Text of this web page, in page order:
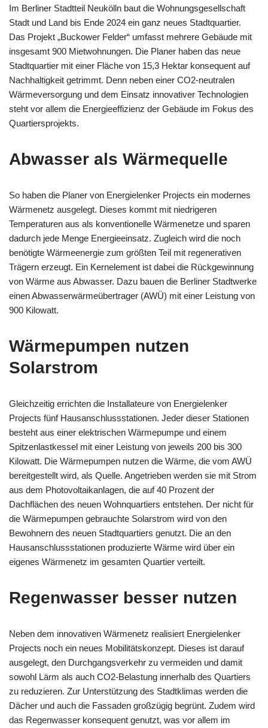
Im Berliner Stadtteil Neukölln baut die Wohnungsgesellschaft
Stadt und Land bis Ende 2024 ein ganz neues Stadtquartier.
Das Projekt „Buckower Felder“ umfasst mehrere Gebäude mit
insgesamt 900 Mietwohnungen. Die Planer haben das neue
Stadtquartier mit einer Fläche von 15,3 Hektar konsequent auf
Nachhaltigkeit getrimmt. Denn neben einer CO2-neutralen
Wärmeversorgung und dem Einsatz innovativer Technologien
steht vor allem die Energieeffizienz der Gebäude im Fokus des
Quartiersprojekts.
Abwasser als Wärmequelle
So haben die Planer von Energielenker Projects ein modernes
Wärmenetz ausgelegt. Dieses kommt mit niedrigeren
Temperaturen aus als konventionelle Wärmenetze und sparen
dadurch jede Menge Energieeinsatz. Zugleich wird die noch
benötigte Wärmeenergie zum größten Teil mit regenerativen
Trägern erzeugt. Ein Kernelement ist dabei die Rückgewinnung
von Wärme aus Abwasser. Dazu bauen die Berliner Stadtwerke
einen Abwasserwärmeübertrager (AWÜ) mit einer Leistung von
900 Kilowatt.
Wärmepumpen nutzen
Solarstrom
Gleichzeitig errichten die Installateure von Energielenker
Projects fünf Hausanschlussstationen. Jeder dieser Stationen
besteht aus einer elektrischen Wärmepumpe und einem
Spitzenlastkessel mit einer Leistung von jeweils 200 bis 300
Kilowatt. Die Wärmepumpen nutzen die Wärme, die vom AWÜ
bereitgestellt wird, als Quelle. Angetrieben werden sie mit Strom
aus dem Photovoltaikanlagen, die auf 40 Prozent der
Dachflächen des neuen Wohnquartiers entstehen. Der nicht für
die Wärmepumpen gebrauchte Solarstrom wird von den
Bewohnern des neuen Stadtquartiers genutzt. Die an den
Hausanschlussstationen produzierte Wärme wird über ein
eigenes Wärmenetz im gesamten Quartier verteilt.
Regenwasser besser nutzen
Neben dem innovativen Wärmenetz realisiert Energielenker
Projects noch ein neues Mobilitätskonzept. Dieses ist darauf
ausgelegt, den Durchgangsverkehr zu vermeiden und damit
sowohl Lärm als auch CO2-Belastung innerhalb des Quartiers
zu reduzieren. Zur Unterstützung des Stadtklimas werden die
Dächer und auch die Fassaden großzügig begrünt. Zudem wird
das Regenwasser konsequent genutzt, was vor allem im